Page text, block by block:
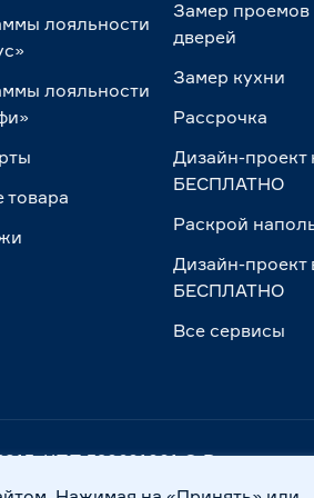
лояльности
лояльности
Замер
дверей
Замер кухни
Рассрочка
Дизайн-проект
БЕСПЛАТНО
Раскрой
Дизайн-проект
БЕСПЛАТНО
Все сервисы
КПП 390601001 © Все права